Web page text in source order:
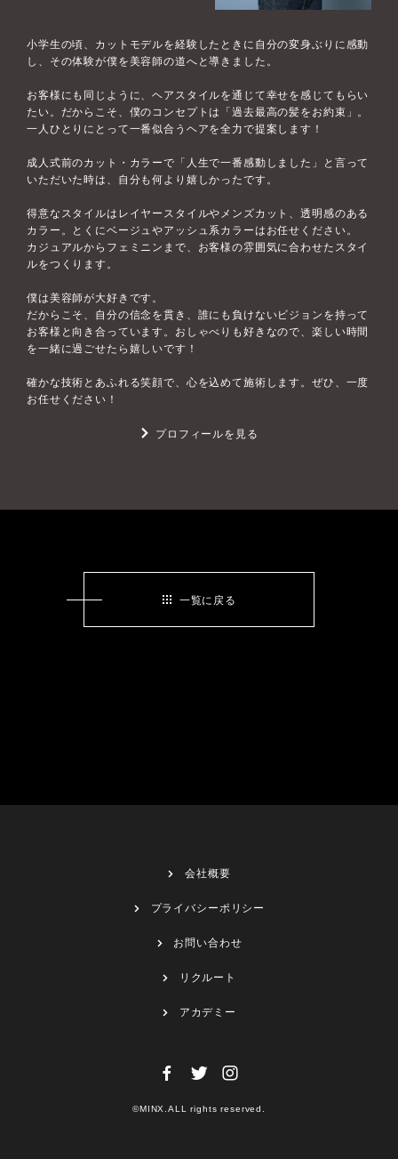
小学生の頃、カットモデルを経験したときに自分の変身ぶりに感動
し、その体験が僕を美容師の道へと導きました。
お客様にも同じように、ヘアスタイルを通じて幸せを感じてもらい
たい。だからこそ、僕のコンセプトは「過去最高の髪をお約束」。
一人ひとりにとって一番似合うヘアを全力で提案します！
成人式前のカット・カラーで「人生で一番感動しました」と言って
いただいた時は、自分も何より嬉しかったです。
得意なスタイルはレイヤースタイルやメンズカット、透明感のある
カラー。とくにベージュやアッシュ系カラーはお任せください。
カジュアルからフェミニンまで、お客様の雰囲気に合わせたスタイ
ルをつくります。
僕は美容師が大好きです。
だからこそ、自分の信念を貫き、誰にも負けないビジョンを持って
お客様と向き合っています。おしゃべりも好きなので、楽しい時間
を一緒に過ごせたら嬉しいです！
確かな技術とあふれる笑顔で、心を込めて施術します。ぜひ、一度
お任せください！
プロフィールを見る
一覧に戻る
会社概要
プライバシーポリシー
お問い合わせ
リクルート
アカデミー
©MINX.ALL rights reserved.